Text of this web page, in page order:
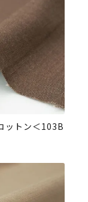
ットン＜103B